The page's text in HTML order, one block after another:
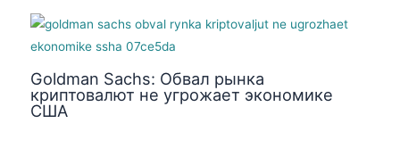
Goldman Sachs: Обвал рынка
криптовалют не угрожает экономике
США